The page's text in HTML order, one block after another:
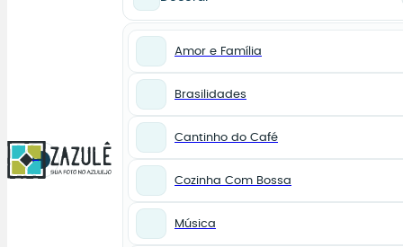
0
Amor e Família
Brasilidades
Cantinho do Café
Cozinha Com Bossa
Música